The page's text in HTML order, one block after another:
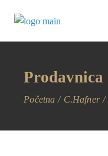
Prodavnica
Početna C.Hafner